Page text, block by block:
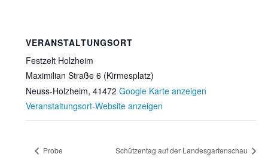
VERANSTALTUNGSORT
Festzelt Holzheim
Maximilian Straße 6 (Kirmesplatz)
Neuss-Holzheim, 41472 Google Karte anzeigen
Veranstaltungsort-Website anzeigen
Probe Schützentag auf der Landesgartenschau